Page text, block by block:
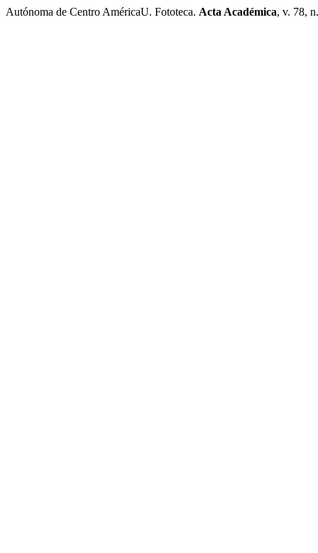
Autónoma de Centro AméricaU. Fototeca. Acta Académica, v. 78,